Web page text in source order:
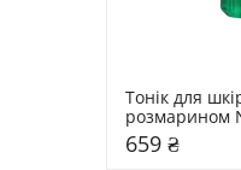
Тонік для
розмарином
Symphony
659 ₴